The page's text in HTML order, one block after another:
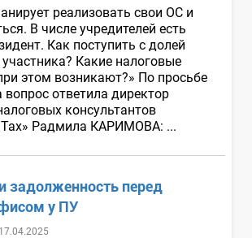
реализовать свои ОС и
В числе учредителей есть
Как поступить с долей
Какие налоговые
этом возникают?» По просьбе
вопрос ответила директор
консультантов
Tax» Радмила КАРИМОВА: ...
задолженность перед
у ПУ